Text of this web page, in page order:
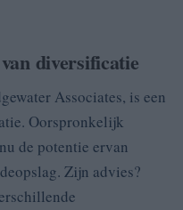
diversificatie
Associates, is een
Oorspronkelijk
de potentie ervan
Zijn advies?